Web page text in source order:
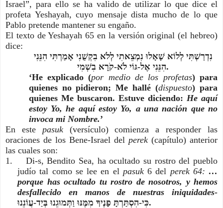
Israel”, para ello se ha valido de utilizar lo que dice el
profeta Yeshayah, cuyo mensaje dista mucho de lo que
Pablo pretende mantener su engaño.
El texto de Yeshayah 65 en la versión original (el hebreo)
dice:
נִדְרַשְׁתִּי לְלוֹא שָׁאָלוּ נִמְצֵאתִי לְלֹא בִקְשֻׁנִי אָמַרְתִּי הִנֵּנִי
הִנֵּנִי אֶל-גּוֹי לֹא-קֹרָא בִשְׁמִי.
‘He explicado (por medio de los profetas) para
quienes no pidieron; Me hallé (dispuesto) para
quienes Me buscaron. Estuve diciendo: He aquí
estoy Yo, he aquí estoy Yo, a una nación que no
invoca mi Nombre.’
En este pasuk (versículo) comienza a responder las
oraciones de los Bene-Israel del perek (capítulo) anterior
las cuales son:
1. Di-s, Bendito Sea, ha ocultado su rostro del pueblo
judío tal como se lee en el pasuk 6 del perek 64: …
porque has ocultado tu rostro de nosotros, y hemos
desfallecido en manos de nuestras iniquidades-
כִּי-הִסְתַּרְתָּ פָנֶיךָ מִמֶּנּוּ וַתְּמוּגֵנוּ בְּיַד-עֲו‍ֹנֵנוּ.